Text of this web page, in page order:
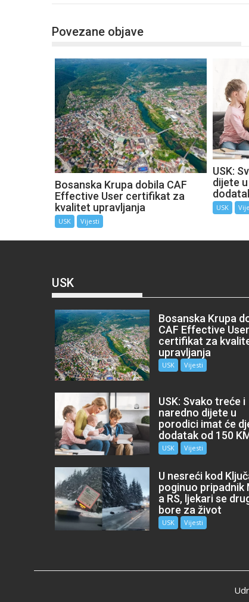
Povezane objave
Bosanska Krupa dobila CAF
Effective User certifikat za
kvalitet upravljanja
USK Vijesti
USK:
dijete
USK
USK
Bosanska Krupa
CAF Effective User
certifikat za
upravljanja
USK Vijesti
USK: Svako treće i
naredno dijete u
porodici imat će
dodatak od 150
USK Vijesti
U nesreći kod
poginuo pripadnik
a RS, ljekari se
bore za život
USK Vijesti